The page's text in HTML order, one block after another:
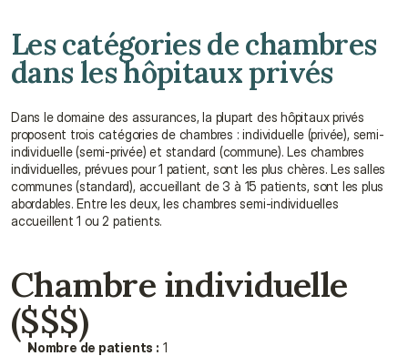
Les catégories de chambres
dans les hôpitaux privés
Dans le domaine des assurances, la plupart des hôpitaux privés
proposent trois catégories de chambres : individuelle (privée), semi-
individuelle (semi-privée) et standard (commune). Les chambres
individuelles, prévues pour 1 patient, sont les plus chères. Les salles
communes (standard), accueillant de 3 à 15 patients, sont les plus
abordables. Entre les deux, les chambres semi-individuelles
accueillent 1 ou 2 patients.
Chambre individuelle
($$$)
Nombre de patients : 1